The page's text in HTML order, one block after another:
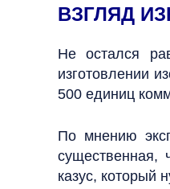
ВЗГЛЯД
Не остался
изготовлении
500 единиц
По мнению
существенная,
казус, который